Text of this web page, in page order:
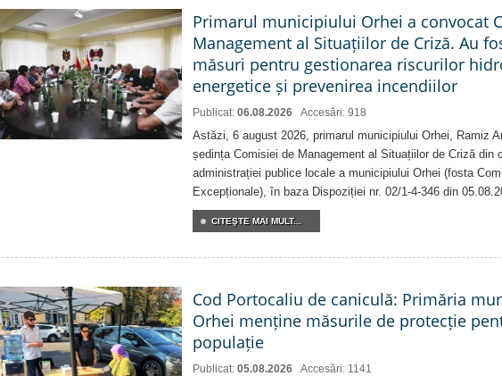
Primarul municipiului Orhei a convocat
Management al Situațiilor de Criză. Au
măsuri pentru gestionarea riscurilor
energetice și prevenirea incendiilor
Publicat: 06.08.2026 Accesări: 918
Astăzi, 6 august 2026, primarul municipiului Orhei, Ramiz
ședința Comisiei de Management al Situațiilor de Criză din
administrației publice locale a municipiului Orhei (fosta
Excepționale), în baza Dispoziției nr. 02/1-4-346 din
CITEŞTE MAI MULT...
Cod Portocaliu de caniculă: Primăria
Orhei menține măsurile de protecție
populație
Publicat: 05.08.2026 Accesări: 1141